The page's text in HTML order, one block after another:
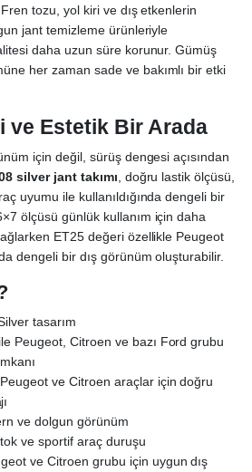
tozu, yol kiri ve dış etkenlerin
jant temizleme ürünleriyle
daha uzun süre korunur. Gümüş
her zaman sade ve bakımlı bir etki
ve Estetik Bir Arada
için değil, sürüş dengesi açısından
silver jant takımı , doğru lastik ölçüsü,
uyumu ile kullanıldığında dengeli bir
ölçüsü günlük kullanım için daha
ET25 değeri özellikle Peugeot
dengeli bir dış görünüm oluşturabilir.
tasarım
Peugeot, Citroen ve bazı Ford grubu
ve Citroen araçlar için doğru
ve dolgun görünüm
ve sportif araç duruşu
ve Citroen grubu için uygun dış